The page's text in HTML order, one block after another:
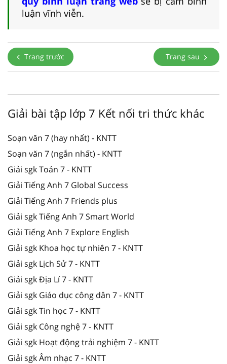
luận vĩnh viễn.
Trang trước Trang sau
Giải bài tập lớp 7 Kết nối tri thức khác
Soạn văn 7 (hay nhất) - KNTT
Soạn văn 7 (ngắn nhất) - KNTT
Giải sgk Toán 7 - KNTT
Giải Tiếng Anh 7 Global Success
Giải Tiếng Anh 7 Friends plus
Giải sgk Tiếng Anh 7 Smart World
Giải Tiếng Anh 7 Explore English
Giải sgk Khoa học tự nhiên 7 - KNTT
Giải sgk Lịch Sử 7 - KNTT
Giải sgk Địa Lí 7 - KNTT
Giải sgk Giáo dục công dân 7 - KNTT
Giải sgk Tin học 7 - KNTT
Giải sgk Công nghệ 7 - KNTT
Giải sgk Hoạt động trải nghiệm 7 - KNTT
Giải sgk Âm nhạc 7 - KNTT